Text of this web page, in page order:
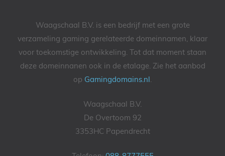
Waagschaal B.V. is een bedrijf met een grote
verzameling gaming gerelateerde domeinnamen, klaar
voor toekomstige ontwikkeling. Tot dat moment staan
deze domeinnanen ook in de etalage. Zie het aanbod
op Gamingdomains.nl .
Waagschaal B.V.
De Overtoom 92
3353HC Papendrecht